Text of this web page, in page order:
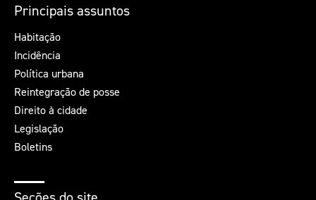
Principais assuntos
Habitação
Incidência
Política urbana
Reintegração de posse
Direito à cidade
Legislação
Boletins